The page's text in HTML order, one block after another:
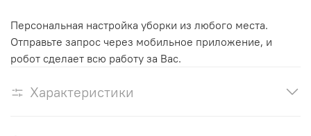
Персональная настройка уборки из любого места.
Отправьте запрос через мобильное приложение, и
робот сделает всю работу за Вас.
Характеристики